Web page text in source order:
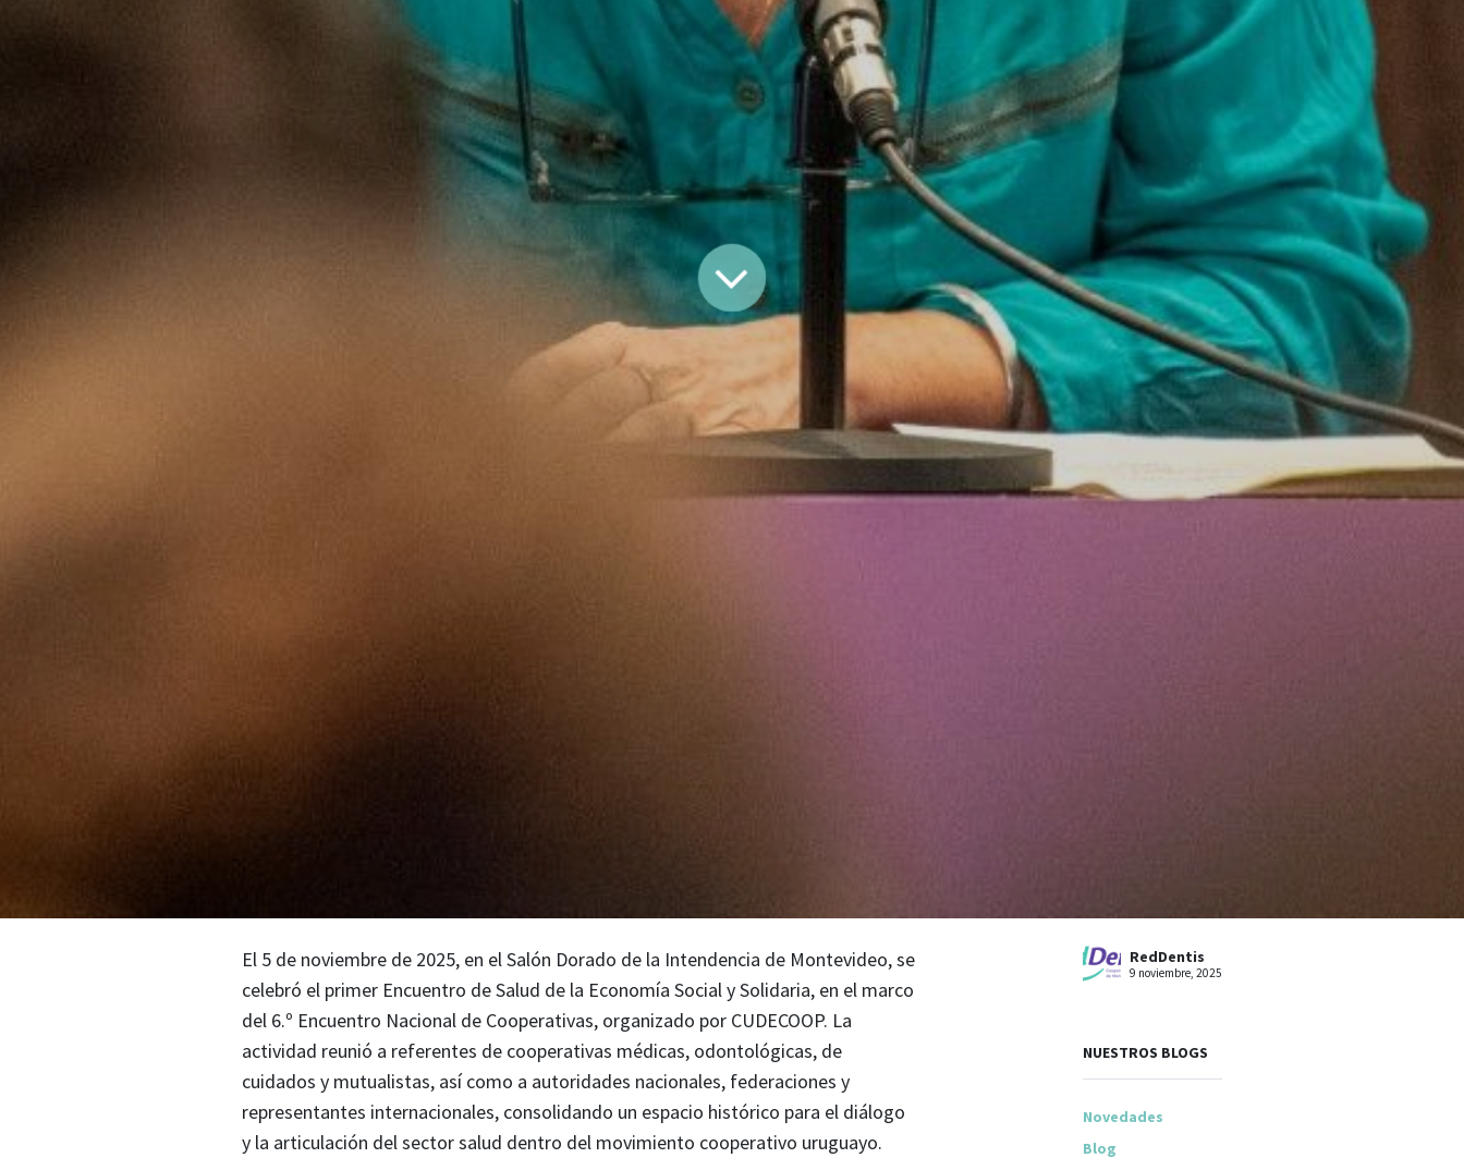
El 5 de noviembre de 2025, en el Salón Dorado de la Intendencia de Montevideo, se
celebró el primer Encuentro de Salud de la Economía Social y Solidaria, en el marco
del 6.º Encuentro Nacional de Cooperativas, organizado por CUDECOOP. La
actividad reunió a referentes de cooperativas médicas, odontológicas, de
cuidados y mutualistas, así como a autoridades nacionales, federaciones y
representantes internacionales, consolidando un espacio histórico para el diálogo
y la articulación del sector salud dentro del movimiento cooperativo uruguayo.
RedDentis
9 noviembre, 2025
NUESTROS BLOGS
Novedades
Blog